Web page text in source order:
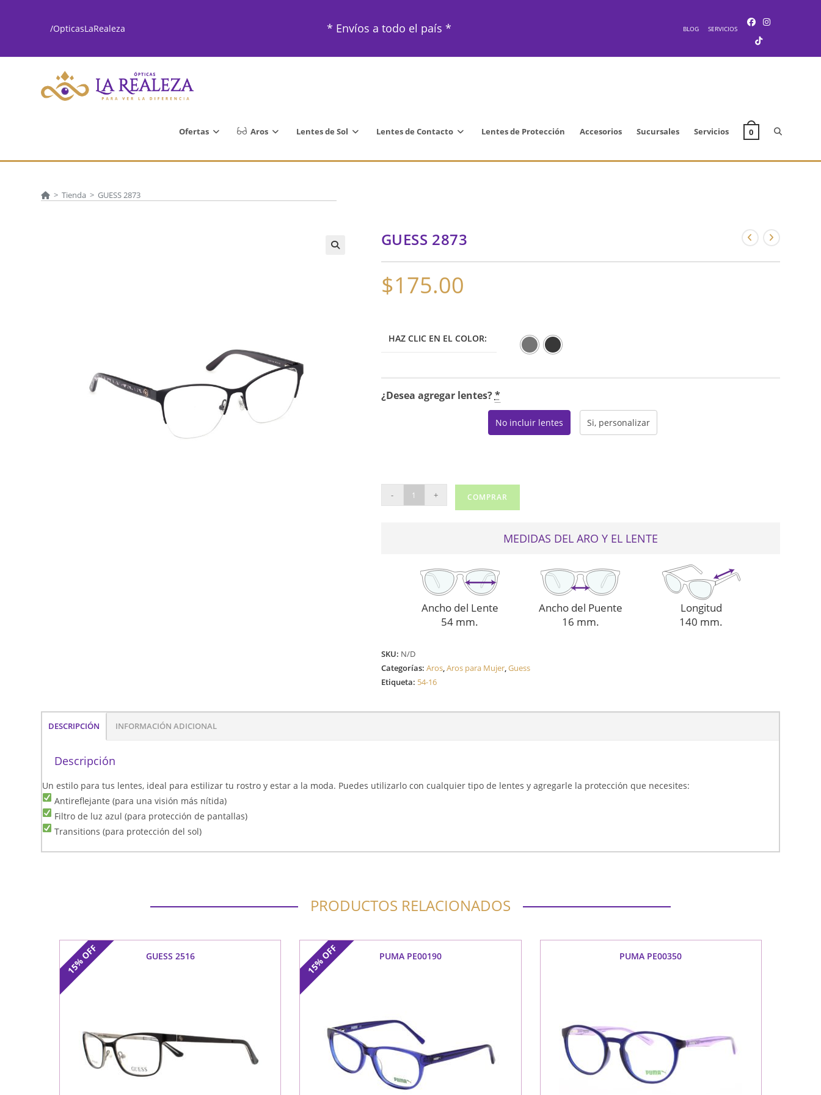
/OpticasLaRealeza * Envíos a todo el país * BLOG SERVICIOS
Ofertas Aros Lentes de Sol Lentes de Contacto Lentes de Protección Accesorios Sucursales Servicios 0 Alternar
la
> Tienda > GUESS 2873
GUESS 2873
$175.00
HAZ CLIC EN EL COLOR:
¿Desea agregar lentes?*
No incluir lentes Si, personalizar
2873
- + COMPRAR
MEDIDAS DEL ARO Y EL LENTE
Ancho del Lente
54 mm.
Ancho del Puente
16 mm.
Longitud
140 mm.
SKU: N/D
Categorías: Aros,Aros para Mujer,Guess
Etiqueta: 54-16
DESCRIPCIÓN INFORMACIÓN ADICIONAL
Descripción
Un estilo para tus lentes, ideal para estilizar tu rostro y estar a la moda. Puedes utilizarlo con cualquier tipo de lentes y agregarle la protección que necesites:
Antireflejante (para una visión más nítida)
Filtro de luz azul (para protección de pantallas)
Transitions (para protección del sol)
PRODUCTOS RELACIONADOS
15%
OFF GUESS 2516 15%
OFF PUMA PE00190 PUMA PE00350